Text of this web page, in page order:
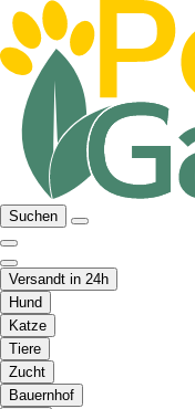
Suchen
Versandt in 24h
Hund
Katze
Tiere
Zucht
Bauernhof